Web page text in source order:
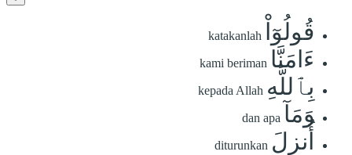
قُولُوٓاْ katakanlah
ءَامَنَّا kami beriman
بِٱللَّهِ kepada Allah
وَمَآ dan apa
أُنزِلَ diturunkan